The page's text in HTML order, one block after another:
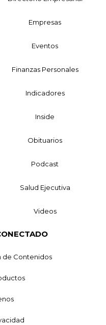
Empresas
Eventos
Finanzas Personales
Indicadores
Inside
Obituarios
Podcast
Salud Ejecutiva
Videos
de Contenidos